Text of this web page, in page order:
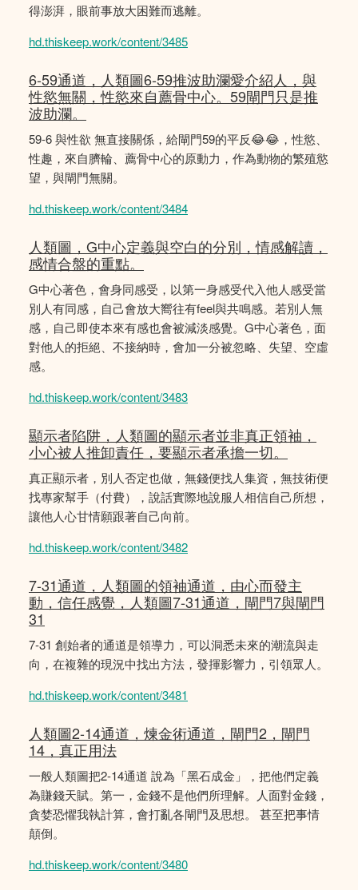
得澎湃，眼前事放大困難而逃離。
hd.thiskeep.work/content/3485
6-59通道，人類圖6-59推波助瀾愛介紹人，與
性慾無關，性慾來自薦骨中心。59閘門只是推
波助瀾。
59-6 與性欲 無直接關係，給閘門59的平反😂😂，性慾、
性趣，來自臍輪、薦骨中心的原動力，作為動物的繁殖慾
望，與閘門無關。
hd.thiskeep.work/content/3484
人類圖，G中心定義與空白的分別，情感解讀，
感情合盤的重點。
G中心著色，會身同感受，以第一身感受代入他人感受當
別人有同感，自己會放大嚮往有feel與共鳴感。若別人無
感，自己即使本來有感也會被減淡感覺。G中心著色，面
對他人的拒絕、不接納時，會加一分被忽略、失望、空虛
感。
hd.thiskeep.work/content/3483
顯示者陷阱，人類圖的顯示者並非真正領袖，
小心被人推卸責任，要顯示者承擔一切。
真正顯示者，別人否定也做，無錢便找人集資，無技術便
找專家幫手（付費），說話實際地說服人相信自己所想，
讓他人心甘情願跟著自己向前。
hd.thiskeep.work/content/3482
7-31通道，人類圖的領袖通道，由心而發主
動，信任感覺，人類圖7-31通道，閘門7與閘門
31
7-31 創始者的通道是領導力，可以洞悉未來的潮流與走
向，在複雜的現況中找出方法，發揮影響力，引領眾人。
hd.thiskeep.work/content/3481
人類圖2-14通道，煉金術通道，閘門2，閘門
14，真正用法
一般人類圖把2-14通道 說為「黑石成金」，把他們定義
為賺錢天賦。第一，金錢不是他們所理解。人面對金錢，
貪婪恐懼我執計算，會打亂各閘門及思想。 甚至把事情
顛倒。
hd.thiskeep.work/content/3480